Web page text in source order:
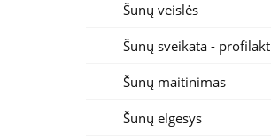
Šunų veislės
Šunų sveikata -
Šunų maitinimas
Šunų elgesys